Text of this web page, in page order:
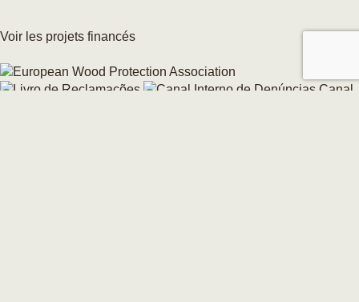
Voir les projets financés
Canal